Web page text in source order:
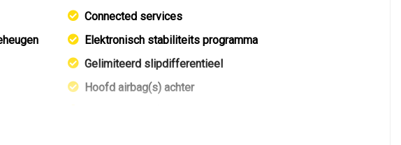
Connected services
Elektronisch stabiliteits programma
Gelimiteerd slipdifferentieel
Hoofd airbag(s) achter